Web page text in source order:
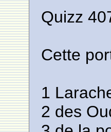
Quizz
Cette
1
2 des